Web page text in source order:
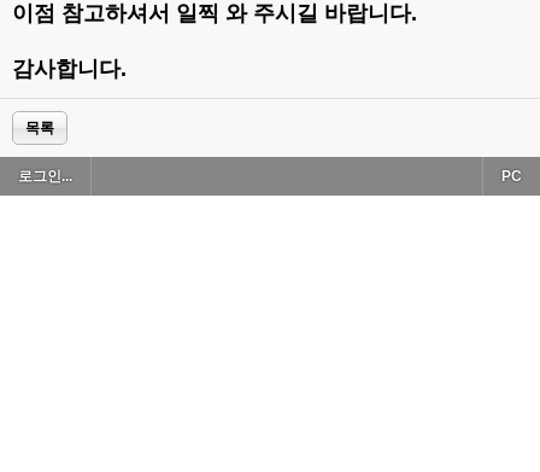
이점 참고하셔서 일찍 와 주시길 바랍니다.
감사합니다.
목록
로그인... PC